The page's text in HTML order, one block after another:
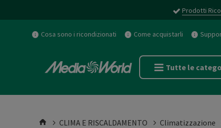
Prodotti
Cosa sono i ricondizionati Come acquistarli
Tutte le
CLIMA E RISCALDAMENTO Climatizzazione